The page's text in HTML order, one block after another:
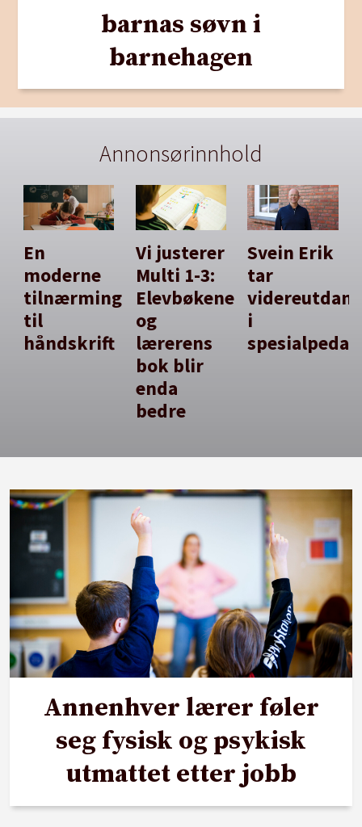
barnas søvn i
barnehagen
Annonsørinnhold
En
moderne
tilnærming
til
håndskrift
Vi justerer
Multi 1-3:
Elevbøkene
og
lærerens
bok blir
enda
bedre
Svein Erik
tar
i
Annenhver lærer føler
seg fysisk og psykisk
utmattet etter jobb